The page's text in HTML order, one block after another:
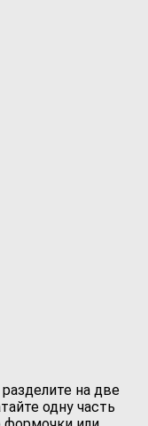
на две
одну часть